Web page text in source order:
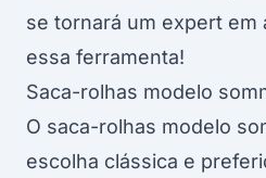
se tornará um expert em
essa ferramenta!
Saca-rolhas modelo
O saca-rolhas modelo
escolha clássica e